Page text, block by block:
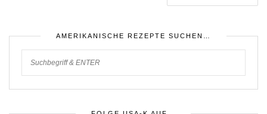
AMERIKANISCHE REZEPTE SUCHEN…